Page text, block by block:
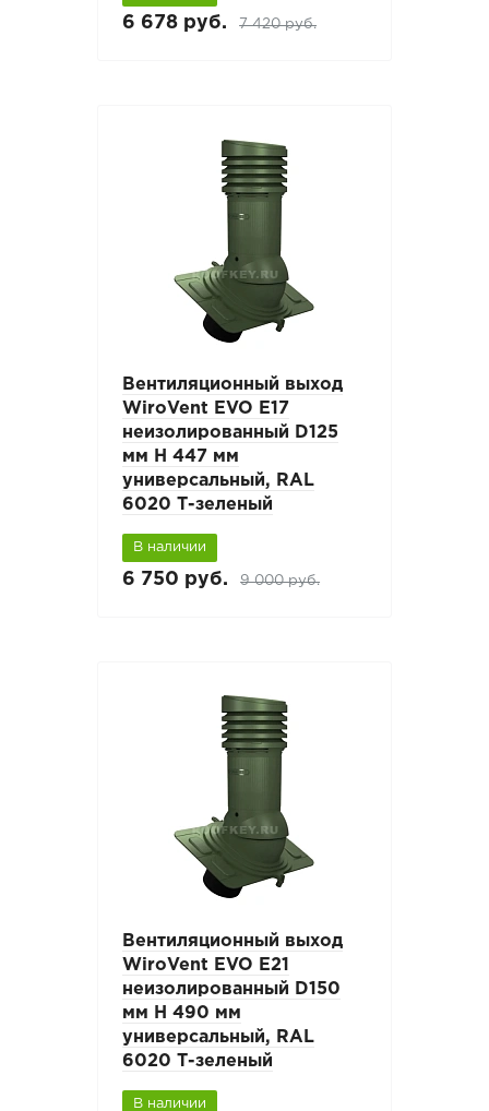
6 678 руб. 7 420 руб.
Вентиляционный выход
WiroVent EVO E17
неизолированный D125
мм Н 447 мм
универсальный, RAL
6020 Т-зеленый
В наличии
6 750 руб. 9 000 руб.
Вентиляционный выход
WiroVent EVO E21
неизолированный D150
мм Н 490 мм
универсальный, RAL
6020 Т-зеленый
В наличии